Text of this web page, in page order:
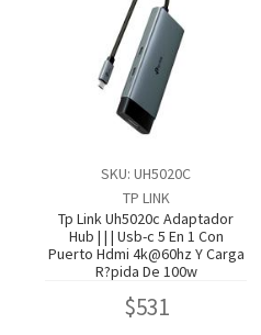
SKU: UH5020C
TP LINK
Tp Link Uh5020c Adaptador
Hub | | | Usb-c 5 En 1 Con
Puerto Hdmi 4k@60hz Y Carga
R?pida De 100w
$531